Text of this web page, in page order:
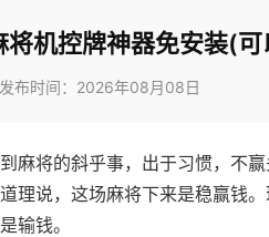
机控牌神器免安装(
发布时间：2026年08月08日
麻将的斜乎事，出于习惯，不
理说，这场麻将下来是稳赢钱。
输钱。